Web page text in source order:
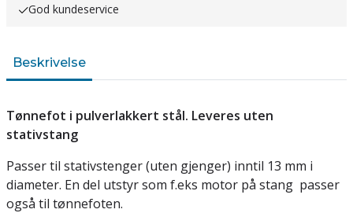
God kundeservice
Beskrivelse
Tønnefot i pulverlakkert stål. Leveres uten
stativstang
Passer til stativstenger (uten gjenger) inntil 13 mm i
diameter. En del utstyr som f.eks motor på stang passer
også til tønnefoten.